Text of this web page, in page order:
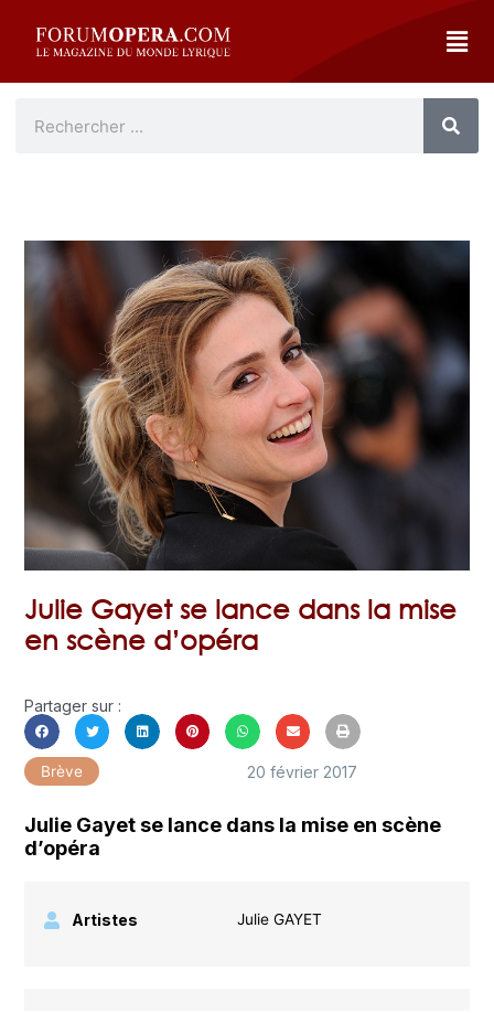
Julie Gayet se lance dans la mise
en scène d’opéra
Partager sur :
Brève 20 février 2017
Julie Gayet se lance dans la mise en scène
d’opéra
Artistes Julie GAYET